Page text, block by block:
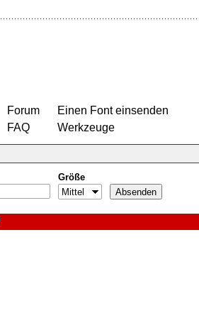
Forum
FAQ
Einen Font einsenden
Werkzeuge
Größe